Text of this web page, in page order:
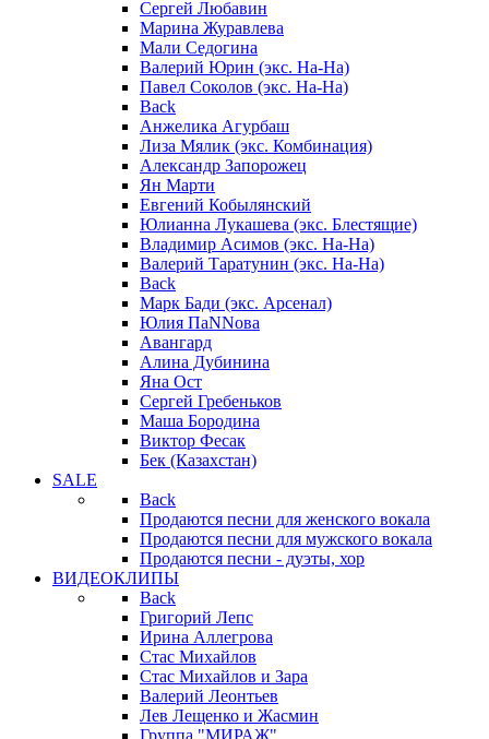
Сергей Любавин
Марина Журавлева
Мали Седогина
Валерий Юрин (экс. На-На)
Павел Соколов (экс. На-На)
Back
Анжелика Агурбаш
Лиза Мялик (экс. Комбинация)
Александр Запорожец
Ян Марти
Евгений Кобылянский
Юлианна Лукашева (экс. Блестящие)
Владимир Асимов (экс. На-На)
Валерий Таратунин (экс. На-На)
Back
Марк Бади (экс. Арсенал)
Юлия ПаNNова
Авангард
Алина Дубинина
Яна Ост
Сергей Гребеньков
Маша Бородина
Виктор Фесак
Бек (Казахстан)
SALE
Back
Продаются песни для женского вокала
Продаются песни для мужского вокала
Продаются песни - дуэты, хор
ВИДЕОКЛИПЫ
Back
Григорий Лепс
Ирина Аллегрова
Стас Михайлов
Стас Михайлов и Зара
Валерий Леонтьев
Лев Лещенко и Жасмин
Группа "МИРАЖ"